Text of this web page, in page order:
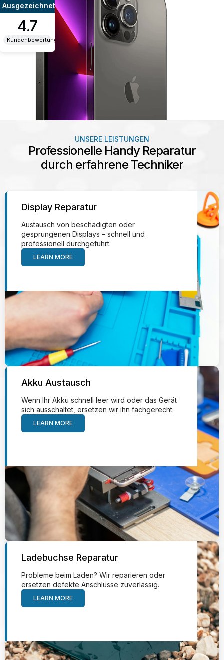
Ausgezeichnet
4.7
Kundenbewertungen
UNSERE LEISTUNGEN
Professionelle Handy Reparatur
durch erfahrene Techniker
Display Reparatur
Austausch von beschädigten oder
gesprungenen Displays – schnell und
professionell durchgeführt.
LEARN MORE
Akku Austausch
Wenn Ihr Akku schnell leer wird oder das Gerät
sich ausschaltet, ersetzen wir ihn fachgerecht.
LEARN MORE
Ladebuchse Reparatur
Probleme beim Laden? Wir reparieren oder
ersetzen defekte Anschlüsse zuverlässig.
LEARN MORE